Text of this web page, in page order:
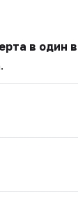
в один